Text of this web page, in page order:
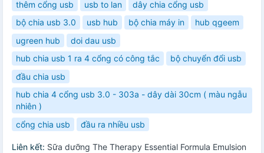
thêm cổng usb
usb to lan
dây chia cổng usb
bộ chia usb 3.0
usb hub bộ chia máy in
hub qgeem
ugreen hub
doi dau usb
hub chia usb 1 ra 4 cổng có công tắc
bộ chuyển đổi usb
đầu chia usb
hub chia 4 cổng usb 3.0 - 303a - dây dài 30cm ( màu ngẫu
nhiên )
cổng chia usb
đầu ra nhiều usb
Liên kết: Sữa dưỡng The Therapy Essential Formula Emulsion